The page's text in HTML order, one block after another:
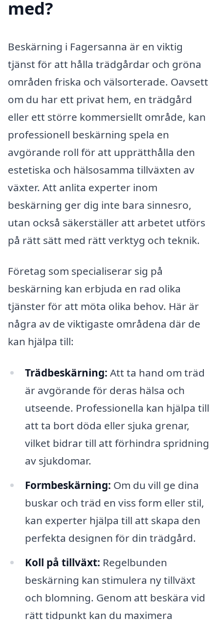
med?
Beskärning i Fagersanna är en viktig
tjänst för att hålla trädgårdar och gröna
områden friska och välsorterade. Oavsett
om du har ett privat hem, en trädgård
eller ett större kommersiellt område, kan
professionell beskärning spela en
avgörande roll för att upprätthålla den
estetiska och hälsosamma tillväxten av
växter. Att anlita experter inom
beskärning ger dig inte bara sinnesro,
utan också säkerställer att arbetet utförs
på rätt sätt med rätt verktyg och teknik.
Företag som specialiserar sig på
beskärning kan erbjuda en rad olika
tjänster för att möta olika behov. Här är
några av de viktigaste områdena där de
kan hjälpa till:
Trädbeskärning: Att ta hand om träd
är avgörande för deras hälsa och
utseende. Professionella kan hjälpa till
att ta bort döda eller sjuka grenar,
vilket bidrar till att förhindra spridning
av sjukdomar.
Formbeskärning: Om du vill ge dina
buskar och träd en viss form eller stil,
kan experter hjälpa till att skapa den
perfekta designen för din trädgård.
Koll på tillväxt: Regelbunden
beskärning kan stimulera ny tillväxt
och blomning. Genom att beskära vid
rätt tidpunkt kan du maximera